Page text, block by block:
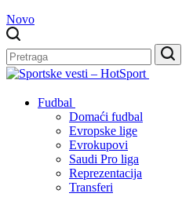
Novo
Fudbal
Domaći fudbal
Evropske lige
Evrokupovi
Saudi Pro liga
Reprezentacija
Transferi